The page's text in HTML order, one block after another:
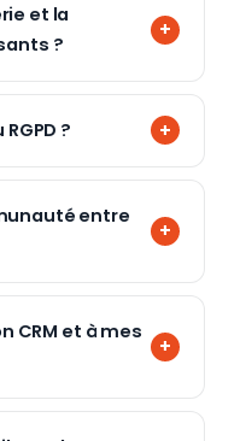
et la
?
?
entre
CRM et à mes